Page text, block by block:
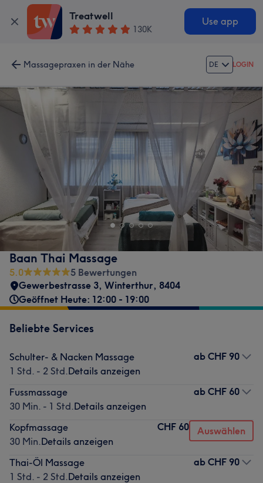
Treatwell
130K
Use app
Massagepraxen in der Nähe DE LOGIN
Baan Thai Massage
5.0
5 Bewertungen
Gewerbestrasse 3, Winterthur, 8404
Geöffnet Heute: 12:00 - 19:00
Beliebte Services
Schulter- & Nacken Massage
1 Std. - 2 Std.Details anzeigen
ab CHF 90
Fussmassage
30 Min. - 1 Std.Details anzeigen
ab CHF 60
Kopfmassage
30 Min.Details anzeigen
CHF 60 Auswählen
Thai-Öl Massage
1 Std. - 2 Std.Details anzeigen
ab CHF 90